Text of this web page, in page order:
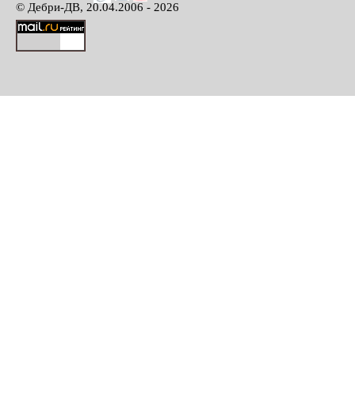
© Дебри-ДВ, 20.04.2006 - 2026